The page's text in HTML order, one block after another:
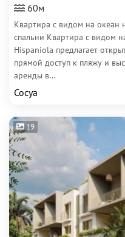
60м
Квартира с видом на океан
спальни Квартира с видом
Hispaniola предлагает
прямой доступ к пляжу и
аренды в...
Сосуа
19